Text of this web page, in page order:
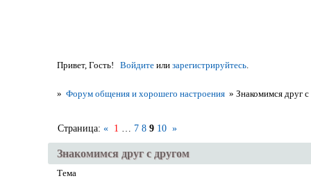
Привет, Гость! Войдите илизарегистрируйтесь.
» Форум общения и хорошего настроения » Знакомимся друг
Знакомимся друг с другом
Страница: « 1 7 8 9 10 »
Тема